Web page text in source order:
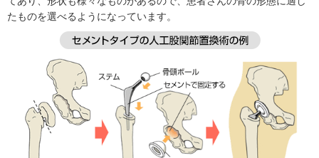
たものを選べるようになっています。